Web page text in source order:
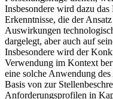
Insbesondere wird dazu
Erkenntnisse, die der
Auswirkungen
dargelegt, aber auch auf
Insbesondere wird der
Verwendung im Kontext
eine solche Anwendung
Basis von zur
Anforderungsprofilen in